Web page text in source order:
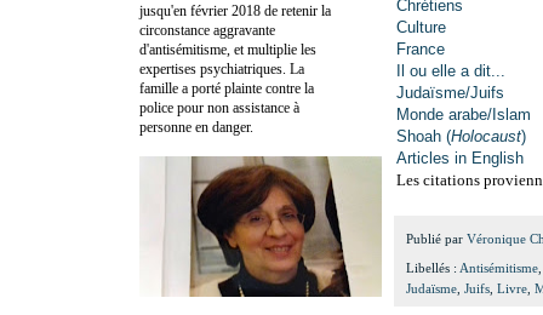
Chrétiens
Culture
France
Il ou elle a dit...
Judaïsme/Juifs
Monde arabe/Islam
Shoah (Holocaust)
Articles in English
Les citations
Publié par Véronique
Libellés : Antisémitisme
Judaïsme, Juifs, Livre,
jusqu'en février 2018 de retenir la
circonstance aggravante
d'antisémitisme, et multiplie les
expertises psychiatriques. La
famille a porté plainte contre la
police pour non assistance à
personne en danger.